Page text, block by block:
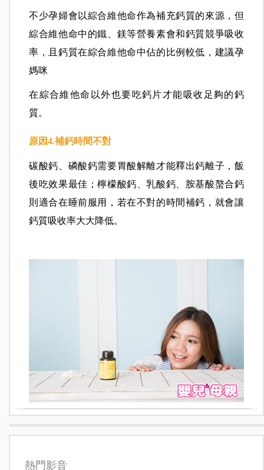
不少孕婦會以綜合維他命作為補充鈣質的來源，但
綜合維他命中的鐵、鎂等營養素會和鈣質競爭吸收
率，且鈣質在綜合維他命中佔的比例較低，建議孕
媽咪
在綜合維他命以外也要吃鈣片才能吸收足夠的鈣
質。
原因4.補鈣時間不對
碳酸鈣、磷酸鈣需要胃酸解離才能釋出鈣離子，飯
後吃效果最佳；檸檬酸鈣、乳酸鈣、胺基酸螯合鈣
則適合在睡前服用，若在不對的時間補鈣，就會讓
鈣質吸收率大大降低。
熱門影音